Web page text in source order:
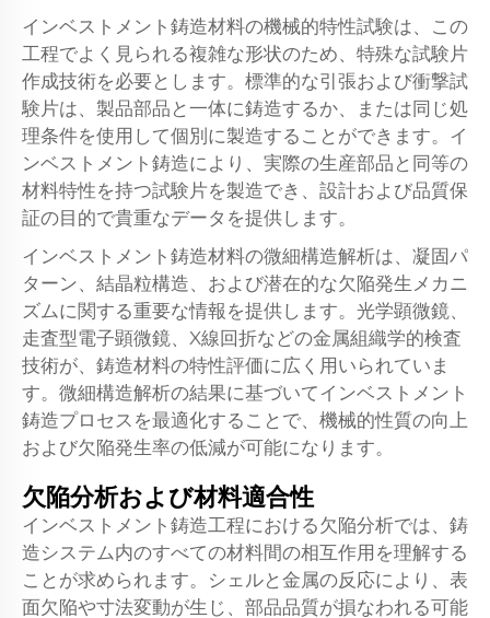
インベストメント鋳造材料の機械的特性試験は、この
工程でよく見られる複雑な形状のため、特殊な試験片
作成技術を必要とします。標準的な引張および衝撃試
験片は、製品部品と一体に鋳造するか、または同じ処
理条件を使用して個別に製造することができます。イ
ンベストメント鋳造により、実際の生産部品と同等の
材料特性を持つ試験片を製造でき、設計および品質保
証の目的で貴重なデータを提供します。
インベストメント鋳造材料の微細構造解析は、凝固パ
ターン、結晶粒構造、および潜在的な欠陥発生メカニ
ズムに関する重要な情報を提供します。光学顕微鏡、
走査型電子顕微鏡、X線回折などの金属組織学的検査
技術が、鋳造材料の特性評価に広く用いられていま
す。微細構造解析の結果に基づいてインベストメント
鋳造プロセスを最適化することで、機械的性質の向上
および欠陥発生率の低減が可能になります。
欠陥分析および材料適合性
インベストメント鋳造工程における欠陥分析では、鋳
造システム内のすべての材料間の相互作用を理解する
ことが求められます。シェルと金属の反応により、表
面欠陥や寸法変動が生じ、部品品質が損なわれる可能